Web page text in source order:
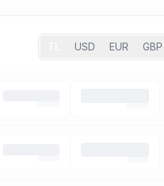
USD EUR GBP